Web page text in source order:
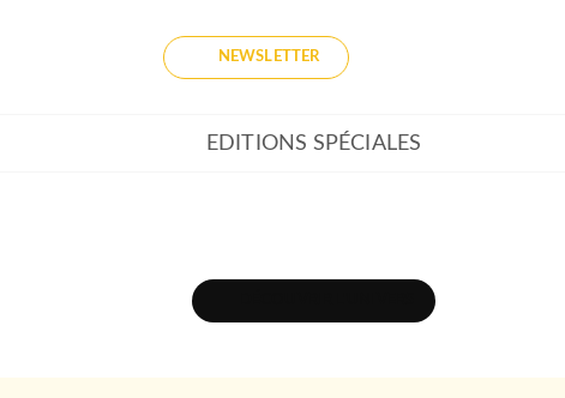
NEWSLETTER
EDITIONS SPÉCIALES